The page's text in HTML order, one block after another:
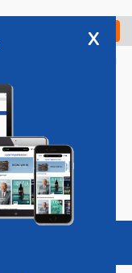
Check in
Vacatures
x